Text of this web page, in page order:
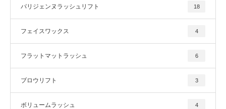
パリジェンヌラッシュリフト 18
フェイスワックス 4
フラットマットラッシュ 6
ブロウリフト 3
ボリュームラッシュ 4